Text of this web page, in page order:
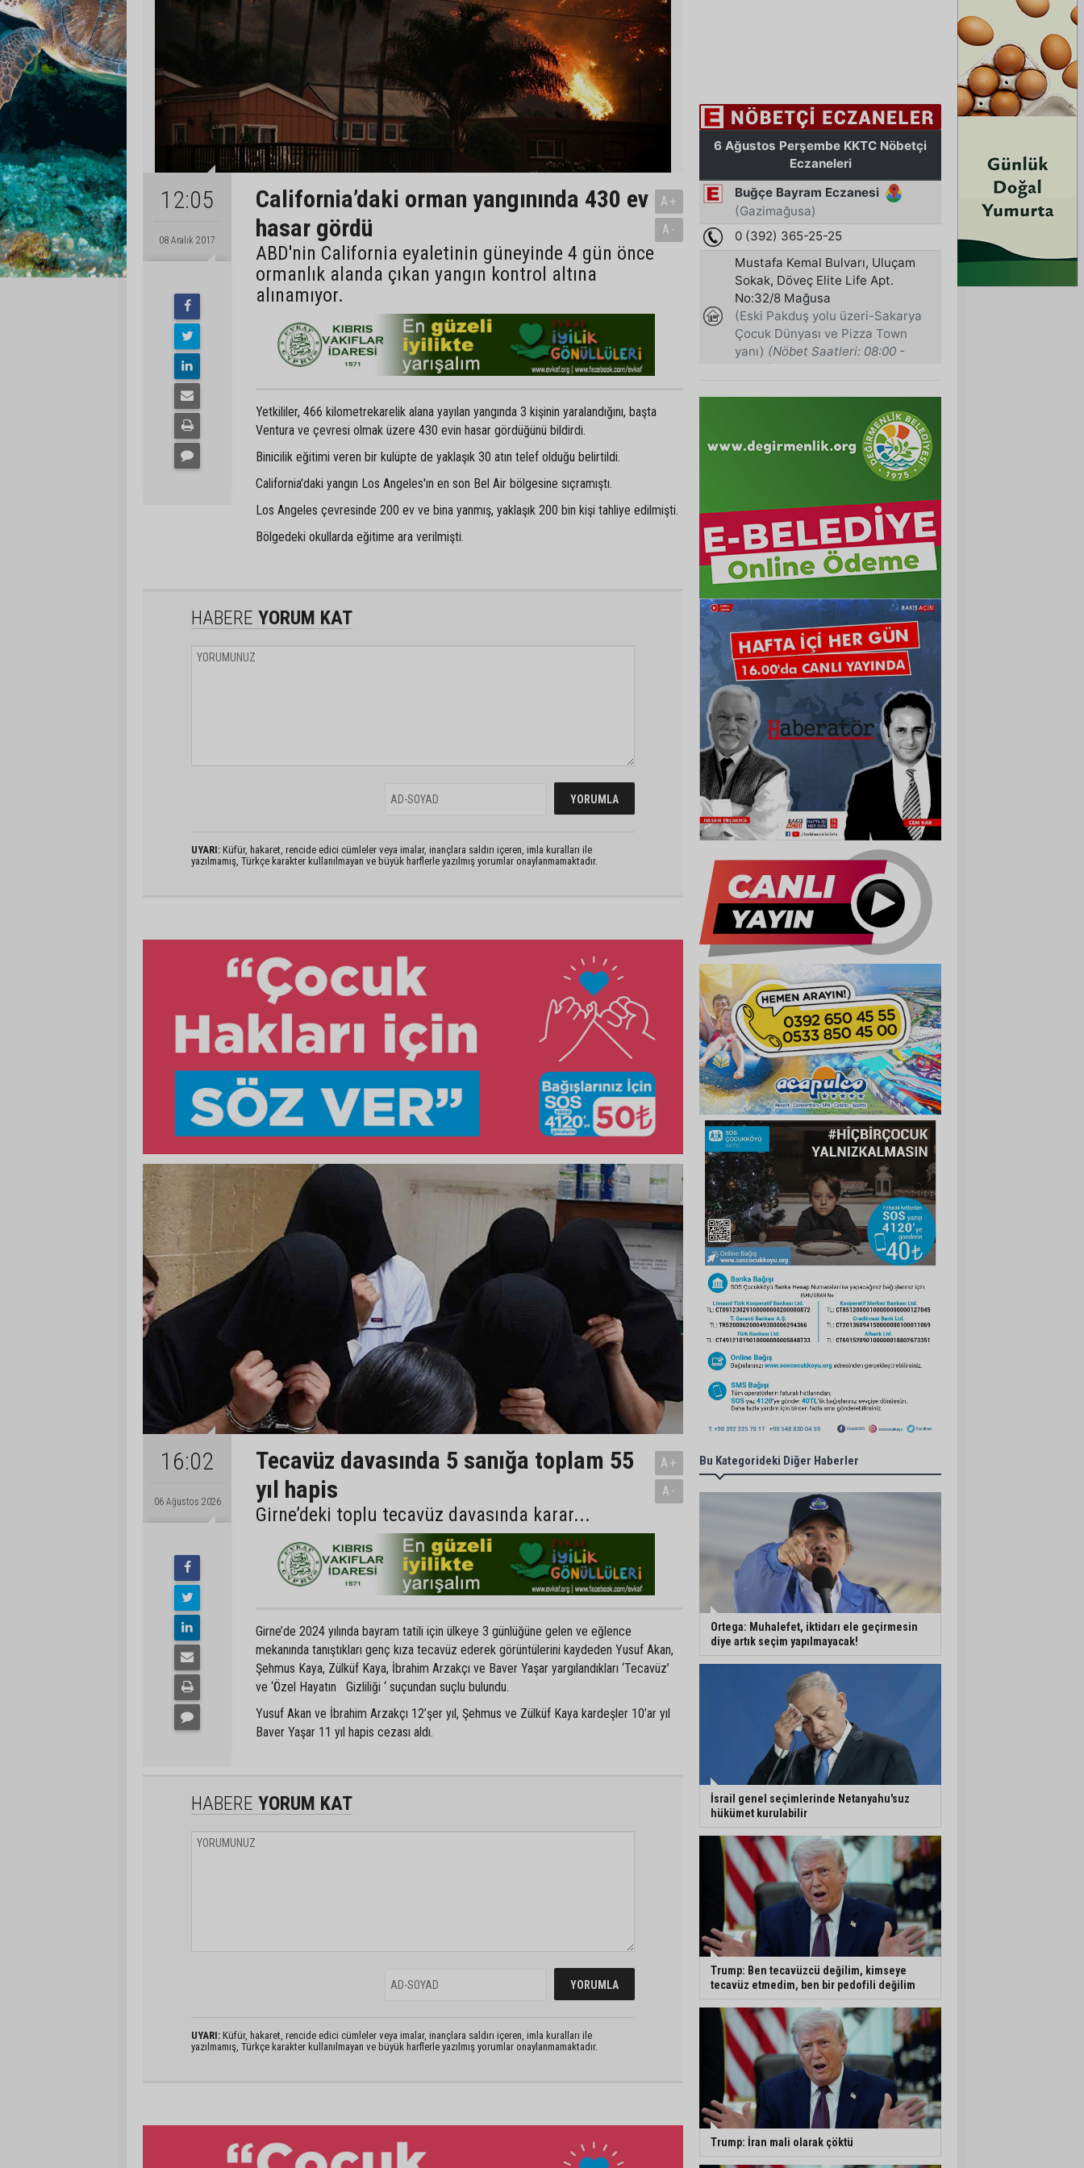
12:05
08 Aralık 2017
California’daki orman yangınında 430 ev
hasar gördü
ABD'nin California eyaletinin güneyinde 4 gün önce
ormanlık alanda çıkan yangın kontrol altına
alınamıyor.
A+
A-
Yetkililer, 466 kilometrekarelik alana yayılan yangında 3 kişinin yaralandığını, başta
Ventura ve çevresi olmak üzere 430 evin hasar gördüğünü bildirdi.
Binicilik eğitimi veren bir kulüpte de yaklaşık 30 atın telef olduğu belirtildi.
California'daki yangın Los Angeles'ın en son Bel Air bölgesine sıçramıştı.
Los Angeles çevresinde 200 ev ve bina yanmış, yaklaşık 200 bin kişi tahliye edilmişti.
Bölgedeki okullarda eğitime ara verilmişti.
HABERE YORUM KAT
UYARI: Küfür, hakaret, rencide edici cümleler veya imalar, inançlara saldırı içeren, imla kuralları ile
yazılmamış, Türkçe karakter kullanılmayan ve büyük harflerle yazılmış yorumlar onaylanmamaktadır.
16:02
06 Ağustos 2026
Tecavüz davasında 5 sanığa toplam 55
yıl hapis
Girne’deki toplu tecavüz davasında karar...
A+
A-
Girne’de 2024 yılında bayram tatili için ülkeye 3 günlüğüne gelen ve eğlence
mekanında tanıştıkları genç kıza tecavüz ederek görüntülerini kaydeden Yusuf Akan,
Şehmus Kaya, Zülküf Kaya, İbrahim Arzakçı ve Baver Yaşar yargılandıkları ‘Tecavüz’
ve ‘Özel Hayatın Gizliliği ‘ suçundan suçlu bulundu.
Yusuf Akan ve İbrahim Arzakçı 12’şer yıl, Şehmus ve Zülküf Kaya kardeşler 10’ar yıl
Baver Yaşar 11 yıl hapis cezası aldı.
HABERE YORUM KAT
UYARI: Küfür, hakaret, rencide edici cümleler veya imalar, inançlara saldırı içeren, imla kuralları ile
yazılmamış, Türkçe karakter kullanılmayan ve büyük harflerle yazılmış yorumlar onaylanmamaktadır.
Bu Kategorideki Diğer Haberler
Ortega: Muhalefet, iktidarı ele geçirmesin
diye artık seçim yapılmayacak!
İsrail genel seçimlerinde Netanyahu'suz
hükümet kurulabilir
Trump: Ben tecavüzcü değilim, kimseye
tecavüz etmedim, ben bir pedofili değilim
Trump: İran mali olarak çöktü